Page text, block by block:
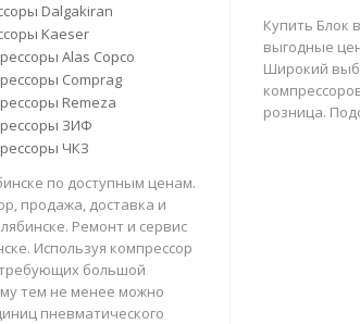
Dalgakiran
Kaeser
Alas Copco
Comprag
Remeza
ЗИФ
ЧКЗ
по доступным ценам.
продажа, доставка и
Ремонт и сервис
Используя компрессор
большой
тем не менее можно
пневматического
Купить Блок
выгодные
Широкий
розница.